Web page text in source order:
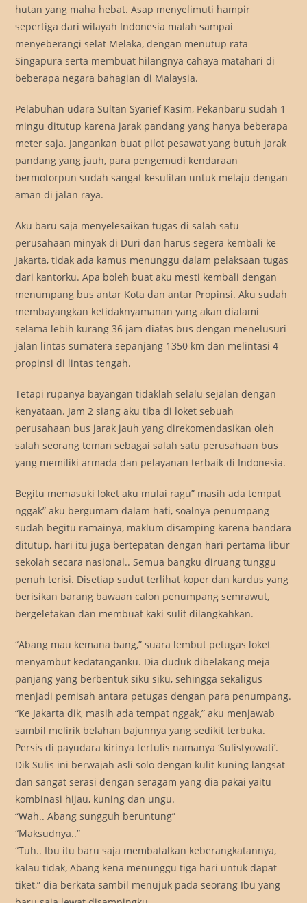
hutan yang maha hebat. Asap menyelimuti hampir
sepertiga dari wilayah Indonesia malah sampai
menyeberangi selat Melaka, dengan menutup rata
Singapura serta membuat hilangnya cahaya matahari di
beberapa negara bahagian di Malaysia.
Pelabuhan udara Sultan Syarief Kasim, Pekanbaru sudah 1
mingu ditutup karena jarak pandang yang hanya beberapa
meter saja. Jangankan buat pilot pesawat yang butuh jarak
pandang yang jauh, para pengemudi kendaraan
bermotorpun sudah sangat kesulitan untuk melaju dengan
aman di jalan raya.
Aku baru saja menyelesaikan tugas di salah satu
perusahaan minyak di Duri dan harus segera kembali ke
Jakarta, tidak ada kamus menunggu dalam pelaksaan tugas
dari kantorku. Apa boleh buat aku mesti kembali dengan
menumpang bus antar Kota dan antar Propinsi. Aku sudah
membayangkan ketidaknyamanan yang akan dialami
selama lebih kurang 36 jam diatas bus dengan menelusuri
jalan lintas sumatera sepanjang 1350 km dan melintasi 4
propinsi di lintas tengah.
Tetapi rupanya bayangan tidaklah selalu sejalan dengan
kenyataan. Jam 2 siang aku tiba di loket sebuah
perusahaan bus jarak jauh yang direkomendasikan oleh
salah seorang teman sebagai salah satu perusahaan bus
yang memiliki armada dan pelayanan terbaik di Indonesia.
Begitu memasuki loket aku mulai ragu” masih ada tempat
nggak” aku bergumam dalam hati, soalnya penumpang
sudah begitu ramainya, maklum disamping karena bandara
ditutup, hari itu juga bertepatan dengan hari pertama libur
sekolah secara nasional.. Semua bangku diruang tunggu
penuh terisi. Disetiap sudut terlihat koper dan kardus yang
berisikan barang bawaan calon penumpang semrawut,
bergeletakan dan membuat kaki sulit dilangkahkan.
“Abang mau kemana bang,” suara lembut petugas loket
menyambut kedatanganku. Dia duduk dibelakang meja
panjang yang berbentuk siku siku, sehingga sekaligus
menjadi pemisah antara petugas dengan para penumpang.
“Ke Jakarta dik, masih ada tempat nggak,” aku menjawab
sambil melirik belahan bajunnya yang sedikit terbuka.
Persis di payudara kirinya tertulis namanya ‘Sulistyowati’.
Dik Sulis ini berwajah asli solo dengan kulit kuning langsat
dan sangat serasi dengan seragam yang dia pakai yaitu
kombinasi hijau, kuning dan ungu.
“Wah.. Abang sungguh beruntung”
“Maksudnya..”
“Tuh.. Ibu itu baru saja membatalkan keberangkatannya,
kalau tidak, Abang kena menunggu tiga hari untuk dapat
tiket,” dia berkata sambil menujuk pada seorang Ibu yang